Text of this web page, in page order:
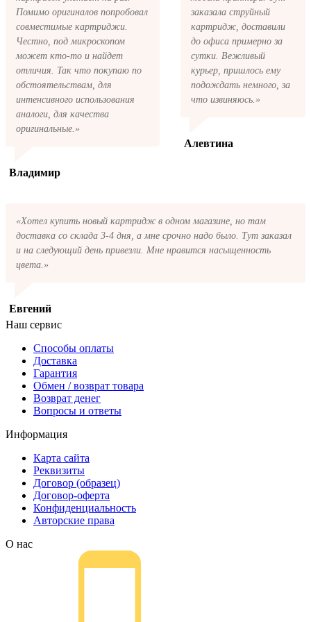
обратная связь, или позвоните.
Помимо оригиналов попробовал
совместимые картриджи.
Честно, под микроскопом
может кто-то и найдет
отличия. Так что покупаю по
обстоятельствам, для
интенсивного использования
аналоги, для качества
оригинальные.»
Владимир
заказала струйный
картридж, доставили
до офиса примерно за
сутки. Вежливый
курьер, пришлось ему
подождать немного, за
что извиняюсь.»
Алевтина
«Хотел купить новый картридж в одном магазине, но там
доставка со склада 3-4 дня, а мне срочно надо было. Тут заказал
и на следующий день привезли. Мне нравится насыщенность
цвета.»
Евгений
Наш сервис
Способы оплаты
Доставка
Гарантия
Обмен / возврат товара
Возврат денег
Вопросы и ответы
Информация
Карта сайта
Реквизиты
Договор (образец)
Договор-оферта
Конфиденциальность
Авторские права
О нас